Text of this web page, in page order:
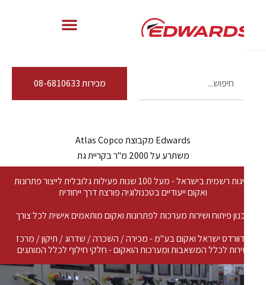
מכירות 08-6810633
Edwards מקבוצת Atlas Copco
משתרע על 2000 מ"ר בקריית גת
נציגות רשמית בישראל - מעל 100 שנות פעילות גלובלית לייצור פתרונות
ואקום ייעודיים בטכנולוגיה פורצת דרך ייחודית
פיתוח ושירות מערכות לפתרונות ואקום מותאמים אישית לכל צורך
ישראל ואקום בע"מ - מכירה / השכרה / שדרוג / תיקון / מרכז
לכלל המשאבות ומערכות הואקום - חלקי חילוף לכלל המותגים